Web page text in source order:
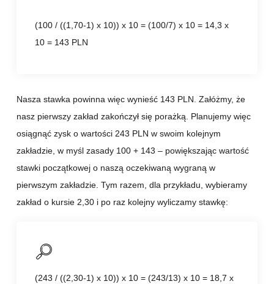
(100 / ((1,70-1) x 10)) x 10 = (100/7) x 10 = 14,3 x
10 = 143 PLN
Nasza stawka powinna więc wynieść 143 PLN. Załóżmy, że
nasz pierwszy zakład zakończył się porażką. Planujemy więc
osiągnąć zysk o wartości 243 PLN w swoim kolejnym
zakładzie, w myśl zasady 100 + 143 – powiększając wartość
stawki początkowej o naszą oczekiwaną wygraną w
pierwszym zakładzie. Tym razem, dla przykładu, wybieramy
zakład o kursie 2,30 i po raz kolejny wyliczamy stawkę:
(243 / ((2,30-1) x 10)) x 10 = (243/13) x 10 = 18,7 x